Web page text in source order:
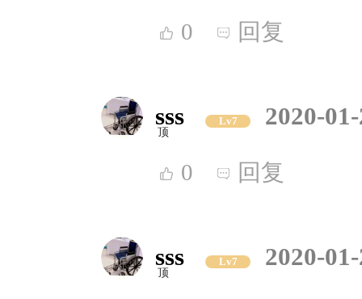
0 回复
sss Lv7 2020-
顶
0 回复
sss Lv7 2020-
顶